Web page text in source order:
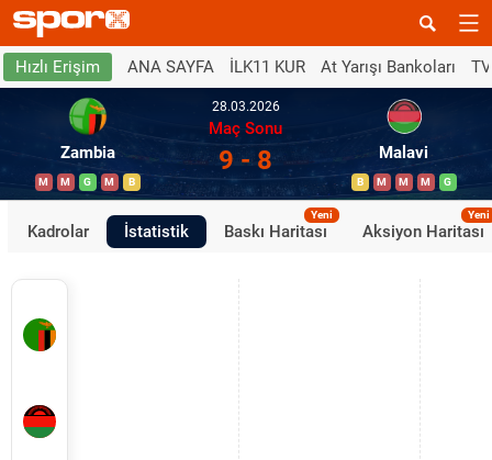
Hızlı Erişim ANA SAYFA İLK11 KUR At Yarışı Bankoları
Zambia
M M G M B
28.03.2026
Maç Sonu
9 - 8 Malavi
B M M M G
Kadrolar İstatistik Baskı Haritası
Yeni
Aksiyon Haritası
Yeni